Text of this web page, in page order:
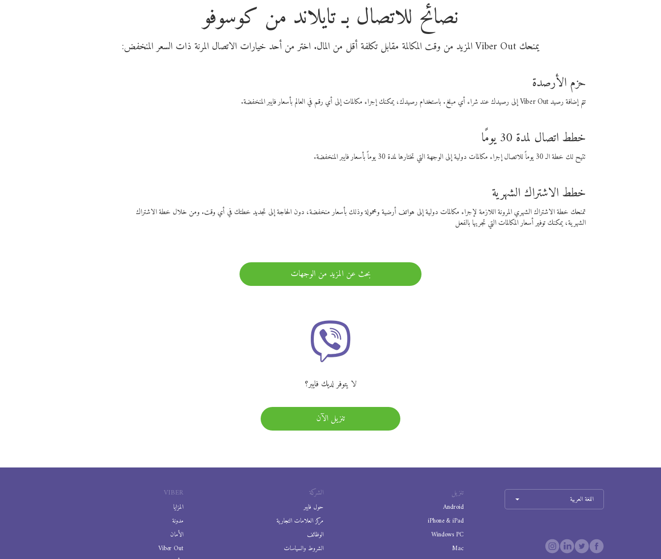
نصائح للاتصال بـ تايلاند من كوسوفو
يمنحك Viber Out المزيد من وقت المكالمة مقابل تكلفة أقل من المال. اختر من أحد خيارات الاتصال المرنة ذات السعر المنخفض:
حزم الأرصدة
تتم إضافة رصيد Viber Out إلى رصيدك عند شراء أي مبلغ. باستخدام رصيدك، يمكنك إجراء مكالمات إلى أي رقم في العالم بأسعار فايبر المنخفضة.
خطط اتصال لمدة 30 يومًا
تتيح لك خطة الـ 30 يوماً للاتصال إجراء مكالمات دولية إلى الوجهة التي تختارها لمدة 30 يوماً بأسعار فايبر المنخفضة.
خطط الاشتراك الشهرية
تمنحك خطة الاشتراك الشهري المرونة اللازمة لإجراء مكالمات دولية إلى هواتف أرضية ومحمولة وذلك بأسعار منخفضة، دون الحاجة إلى تجديد خطتك في أي وقت. ومن خلال خطة الاشتراك
الشهرية، يمكنك توفير أسعار المكالمات التي تجريها بالفعل
بحث عن المزيد من الوجهات
لا يتوفر لديك فايبر؟
تنزيل الآن
VIBER
المزايا
مدونة
الأمان
Viber Out
الشركة
حول فايبر
مركز العلامات التجارية
الوظائف
الشروط والسياسات
تنزيل
Android
iPhone & iPad
Windows PC
Mac
اللغة العربية